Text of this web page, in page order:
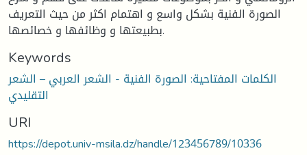
الصورة الفنية بشكل واسع و اهتمام اكثر من حيث التعريف
بطبيعتها و وظائفها و خصائصها.
Keywords
الكلمات المفتاحية: الصورة الفنية - الشعر العربي – الشعر
التقليدي
URI
https://depot.univ-msila.dz/handle/123456789/10336